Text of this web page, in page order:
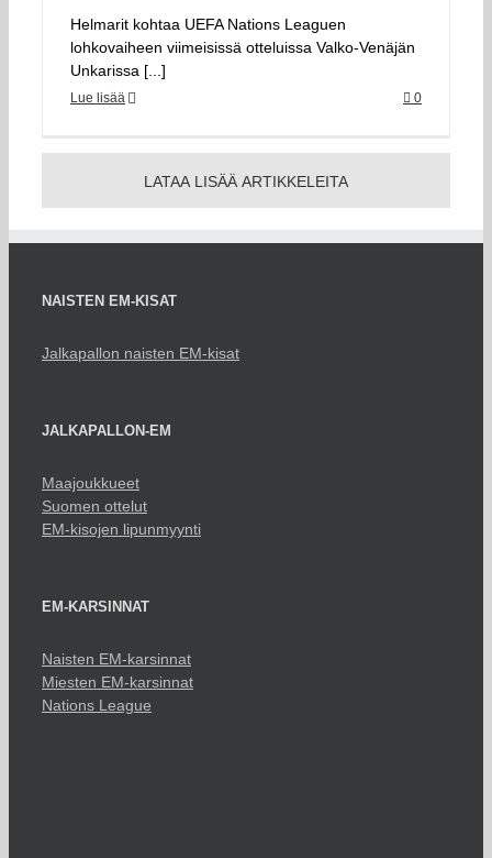
Helmarit kohtaa UEFA Nations Leaguen
lohkovaiheen viimeisissä otteluissa Valko-Venäjän
Unkarissa [...]
Lue lisää 0
LATAA LISÄÄ ARTIKKELEITA
NAISTEN EM-KISAT
Jalkapallon naisten EM-kisat
JALKAPALLON-EM
Maajoukkueet
Suomen ottelut
EM-kisojen lipunmyynti
EM-KARSINNAT
Naisten EM-karsinnat
Miesten EM-karsinnat
Nations League